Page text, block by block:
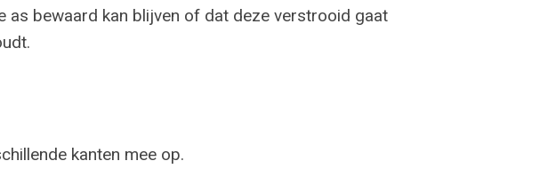
as bewaard kan blijven of dat deze verstrooid gaat
kanten mee op.